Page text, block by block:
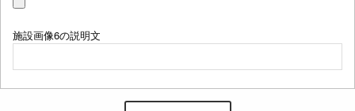
施設画像6の説明文